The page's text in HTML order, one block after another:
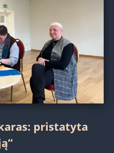
pristatyta